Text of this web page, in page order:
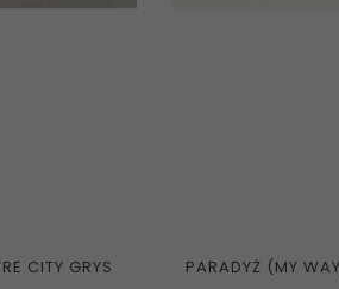
CITY GRYS
PARADYŻ (MY